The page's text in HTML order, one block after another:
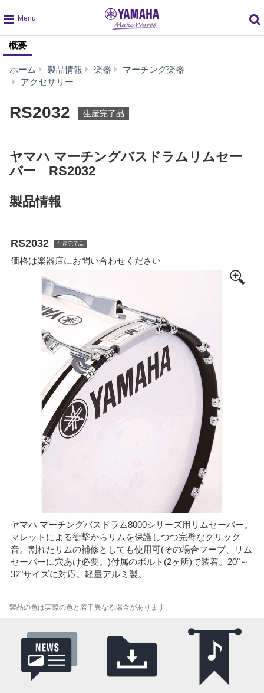
global
navigation
概要
ホーム 製品情報 楽器
マーチング楽器
アクセサリー
RS2032 生産完了品
ヤマハ マーチングバスドラムリムセー
バー RS2032
製品情報
RS2032 生産完了品
価格は楽器店にお問い合わせください
ヤマハ マーチングバスドラム8000シリーズ用リムセーバー。
マレットによる衝撃からリムを保護しつつ完璧なクリック
音。割れたリムの補修としても使用可(その場合フープ、リム
セーバーに穴あけ必要。)付属のボルト(2ヶ所)で装着。20"～
32"サイズに対応。軽量アルミ製。
製品の色は実際の色と若干異なる場合があります。